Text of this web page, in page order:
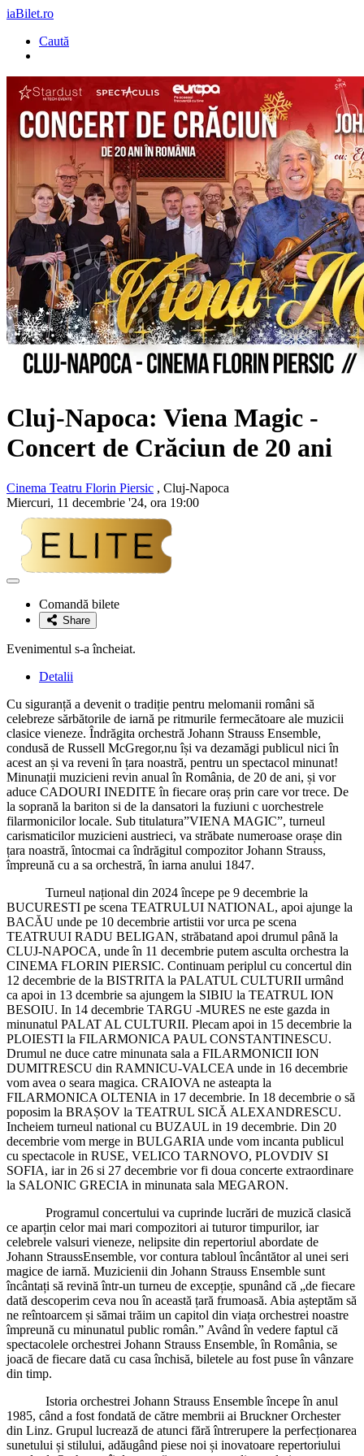
iaBilet.ro
Caută
Cluj-Napoca: Viena Magic -
Concert de Crăciun de 20 ani
Cinema Teatru Florin Piersic , Cluj-Napoca
Miercuri, 11 decembrie '24, ora 19:00
Adaugă
favoriteComandă bilete
Share
Evenimentul s-a încheiat.
Detalii
Cu siguranță a devenit o tradiție pentru melomanii români să
celebreze sărbătorile de iarnă pe ritmurile fermecătoare ale muzicii
clasice vieneze. Îndrăgita orchestră Johann Strauss Ensemble,
condusă de Russell McGregor,nu își va dezamăgi publicul nici în
acest an și va reveni în țara noastră, pentru un spectacol minunat!
Minunații muzicieni revin anual în România, de 20 de ani, și vor
aduce CADOURI INEDITE în fiecare oraș prin care vor trece. De
la soprană la bariton si de la dansatori la fuziuni c uorchestrele
filarmonicilor locale. Sub titulatura”VIENA MAGIC”, turneul
carismaticilor muzicieni austrieci, va străbate numeroase orașe din
țara noastră, întocmai ca îndrăgitul compozitor Johann Strauss,
împreună cu a sa orchestră, în iarna anului 1847.
Turneul național din 2024 începe pe 9 decembrie la
BUCURESTI pe scena TEATRULUI NATIONAL, apoi ajunge la
BACĂU unde pe 10 decembrie artistii vor urca pe scena
TEATRUUI RADU BELIGAN, străbatand apoi drumul până la
CLUJ-NAPOCA, unde în 11 decembrie putem asculta orchestra la
CINEMA FLORIN PIERSIC. Continuam periplul cu concertul din
12 decembrie de la BISTRITA la PALATUL CULTURII urmând
ca apoi in 13 dcembrie sa ajungem la SIBIU la TEATRUL ION
BESOIU. In 14 decembrie TARGU -MURES ne este gazda in
minunatul PALAT AL CULTURII. Plecam apoi in 15 decembrie la
PLOIESTI la FILARMONICA PAUL CONSTANTINESCU.
Drumul ne duce catre minunata sala a FILARMONICII ION
DUMITRESCU din RAMNICU-VALCEA unde in 16 decembrie
vom avea o seara magica. CRAIOVA ne asteapta la
FILARMONICA OLTENIA in 17 decembrie. In 18 decembrie o să
poposim la BRAȘOV la TEATRUL SICĂ ALEXANDRESCU.
Incheiem turneul national cu BUZAUL in 19 decembrie. Din 20
decembrie vom merge in BULGARIA unde vom incanta publicul
cu spectacole in RUSE, VELICO TARNOVO, PLOVDIV SI
SOFIA, iar in 26 si 27 decembrie vor fi doua concerte extraordinare
la SALONIC GRECIA in minunata sala MEGARON.
Programul concertului va cuprinde lucrări de muzică clasică
ce aparțin celor mai mari compozitori ai tuturor timpurilor, iar
celebrele valsuri vieneze, nelipsite din repertoriul abordate de
Johann StraussEnsemble, vor contura tabloul încântător al unei seri
magice de iarnă. Muzicienii din Johann Strauss Ensemble sunt
încântați să revină într-un turneu de excepție, spunând că „de fiecare
dată descoperim ceva nou în această țară frumoasă. Abia așteptăm să
ne reîntoarcem și sămai trăim un capitol din viața orchestrei noastre
împreună cu minunatul public român.” Având în vedere faptul că
spectacolele orchestrei Johann Strauss Ensemble, în România, se
joacă de fiecare dată cu casa închisă, biletele au fost puse în vânzare
din timp.
Istoria orchestrei Johann Strauss Ensemble începe în anul
1985, când a fost fondată de către membrii ai Bruckner Orchester
din Linz. Grupul lucrează de atunci fără întrerupere la perfecționarea
sunetului și stilului, adăugând piese noi și inovatoare repertoriului